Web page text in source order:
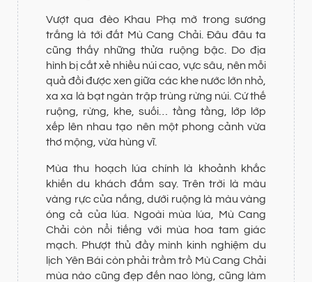
Vượt qua đèo Khau Phạ mờ trong sương
trắng là tới đất Mù Cang Chải. Đâu đâu ta
cũng thấy những thửa ruộng bậc. Do địa
hình bị cắt xẻ nhiều núi cao, vực sâu, nên mỗi
quả đồi được xen giữa các khe nước lớn nhỏ,
xa xa là bạt ngàn trập trùng rừng núi. Cứ thế
ruộng, rừng, khe, suối… tầng tầng, lớp lớp
xếp lên nhau tạo nên một phong cảnh vừa
thơ mộng, vừa hùng vĩ.
Mùa thu hoạch lúa chính là khoảnh khắc
khiến du khách đắm say. Trên trời là màu
vàng rực của nắng, dưới ruộng là màu vàng
óng cả của lúa. Ngoài mùa lúa, Mù Cang
Chải còn nổi tiếng với mùa hoa tam giác
mạch. Phượt thủ đầy mình kinh nghiệm du
lịch Yên Bái còn phải trầm trồ Mù Cang Chải
mùa nào cũng đẹp đến nao lòng, cũng làm